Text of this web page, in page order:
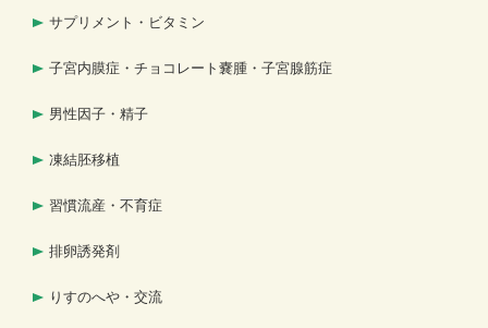
サプリメント・ビタミン
子宮内膜症・チョコレート嚢腫・子宮腺筋症
男性因子・精子
凍結胚移植
習慣流産・不育症
排卵誘発剤
りすのへや・交流